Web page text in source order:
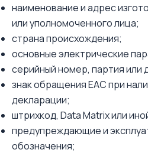
наименование и адрес
или уполномоченного лица;
страна происхождения;
основные электрические
серийный номер, партия или
знак обращения ЕАС при
декларации;
штрихкод, Data Matrix или
предупреждающие и
обозначения;